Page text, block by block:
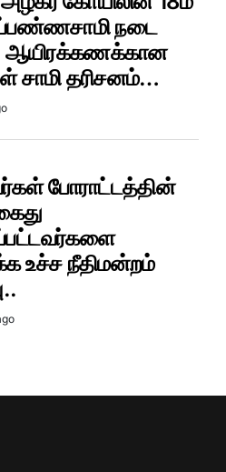
நடை
: ஆயிரக்கணக்கான
சாமி தரிசனம்…
போராட்டத்தின்
உச்ச நீதிமன்றம்